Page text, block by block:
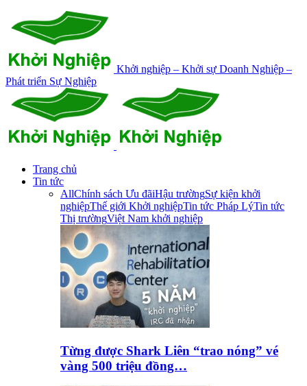
Khởi nghiệp – Khởi sự Doanh Nghiệp –
Phát triển Sự Nghiệp
Trang chủ
Tin tức
AllChính sách Ưu đãiHậu trườngSự kiện khởi
nghiệpThế giới Khởi nghiệpTin tức Pháp LýTin tức
Thị trườngViệt Nam khởi nghiệp
Từng được Shark Liên “trao nóng” vé
vàng 500 triệu đồng…